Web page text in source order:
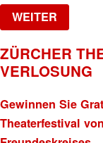
WEITER
ZÜRCHER
VERLOSUNG
Gewinnen Sie
Theaterfestival